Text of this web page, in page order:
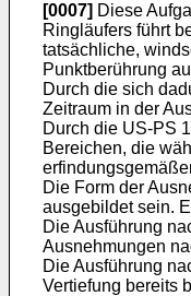
[0007] Diese
Ringläufers führt
tatsächliche,
Punktberührung
Durch die sich
Zeitraum in der
Durch die US-PS
Bereichen, die
Die Form der
ausgebildet sein.
Die Ausführung
Ausnehmungen
Die Ausführung
Vertiefung bereits